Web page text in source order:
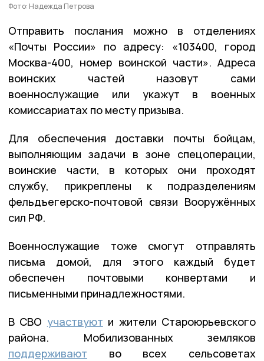
Фото: Надежда Петрова
Отправить послания можно в отделениях
«Почты России» по адресу: «103400, город
Москва-400, номер воинской части». Адреса
воинских частей назовут сами
военнослужащие или укажут в военных
комиссариатах по месту призыва.
Для обеспечения доставки почты бойцам,
выполняющим задачи в зоне спецоперации,
воинские части, в которых они проходят
службу, прикреплены к подразделениям
фельдъегерско-почтовой связи Вооружённых
сил РФ.
Военнослужащие тоже смогут отправлять
письма домой, для этого каждый будет
обеспечен почтовыми конвертами и
письменными принадлежностями.
В СВО участвуют и жители Староюрьевского
района. Мобилизованных земляков
поддерживают во всех сельсоветах